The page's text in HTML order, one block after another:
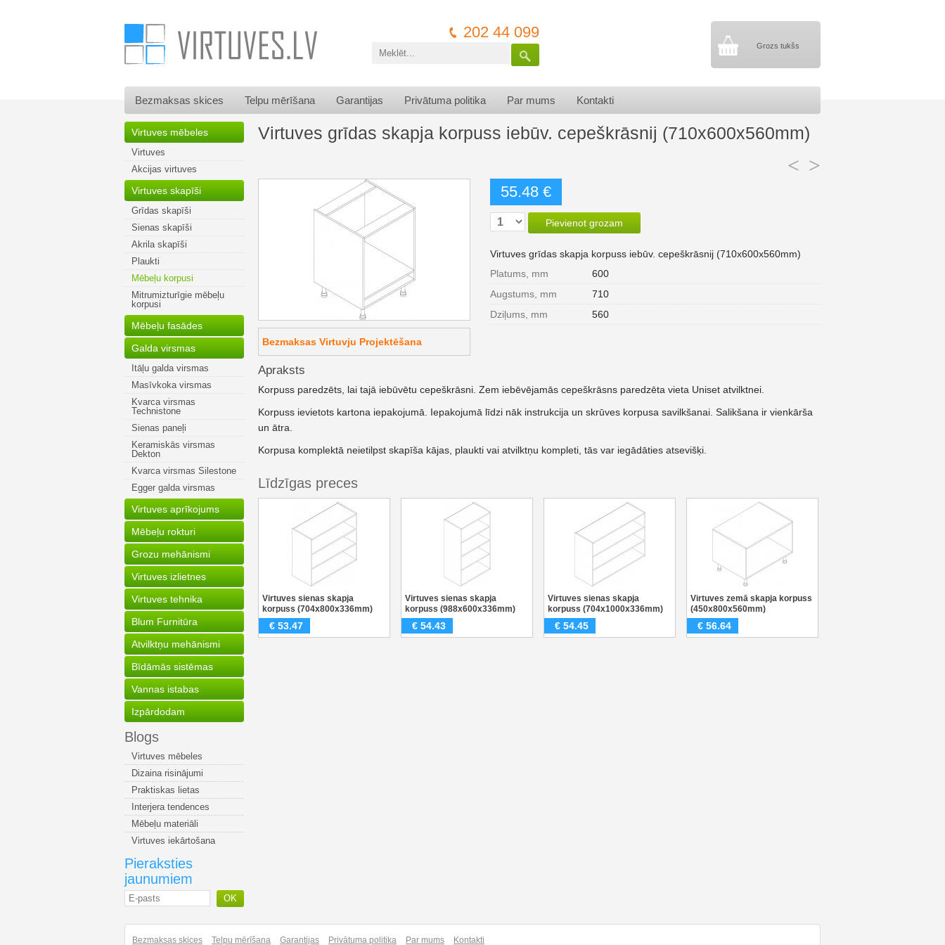
Grozs tukšs
202 44 099
Bezmaksas skices Telpu mērīšana Garantijas Privātuma politika Par mums Kontakti
Virtuves mēbeles
Virtuves
Akcijas virtuves
Virtuves skapīši
Grīdas skapīši
Sienas skapīši
Akrila skapīši
Plaukti
Mēbeļu korpusi
Mitrumizturīgie mēbeļu
korpusi
Mēbeļu fasādes
Galda virsmas
Itāļu galda virsmas
Masīvkoka virsmas
Kvarca virsmas
Technistone
Sienas paneļi
Keramiskās virsmas
Dekton
Kvarca virsmas Silestone
Egger galda virsmas
Virtuves aprīkojums
Mēbeļu rokturi
Grozu mehānismi
Virtuves izlietnes
Virtuves tehnika
Blum Furnitūra
Atvilktņu mehānismi
Bīdāmās sistēmas
Vannas istabas
Izpārdodam
Blogs
Virtuves mēbeles
Dizaina risinājumi
Praktiskas lietas
Interjera tendences
Mēbeļu materiāli
Virtuves iekārtošana
Pieraksties
jaunumiem
OK
Virtuves grīdas skapja korpuss iebūv. cepeškrāsnij (710x600x560mm)
< >
Bezmaksas Virtuvju Projektēšana
55.48 €
Pievienot grozam
Virtuves grīdas skapja korpuss iebūv. cepeškrāsnij (710x600x560mm)
Platums, mm
600
Augstums, mm
710
Dziļums, mm
560
Apraksts
Korpuss paredzēts, lai tajā iebūvētu cepeškrāsni. Zem iebēvējamās cepeškrāsns paredzēta vieta Uniset atvilktnei.
Korpuss ievietots kartona iepakojumā. Iepakojumā līdzi nāk instrukcija un skrūves korpusa savilkšanai. Salikšana ir vienkārša
un ātra.
Korpusa komplektā neietilpst skapīša kājas, plaukti vai atvilktņu kompleti, tās var iegādāties atsevišķi.
Līdzīgas preces
Virtuves sienas skapja
korpuss (704x800x336mm)
€ 53.47
Virtuves sienas skapja
korpuss (988x600x336mm)
€ 54.43
Virtuves sienas skapja
korpuss (704x1000x336mm)
€ 54.45
Virtuves zemā skapja korpuss
(450x800x560mm)
€ 56.64
Bezmaksas skices Telpu mērīšana Garantijas Privātuma politika Par mums Kontakti